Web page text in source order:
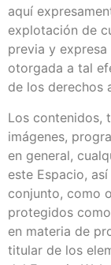
aquí
explotación de
previa y
otorgada a tal
de los derechos
Los contenidos,
imágenes,
en general,
este Espacio,
conjunto, como
protegidos
en materia de
titular de los